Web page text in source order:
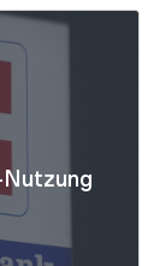
Main […]